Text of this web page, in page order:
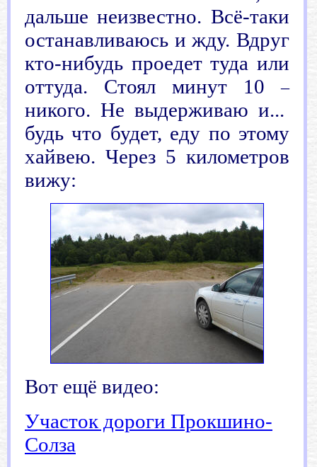
дальше неизвестно. Всё-таки
останавливаюсь и жду. Вдруг
кто-нибудь проедет туда или
оттуда. Стоял минут 10–
никого. Не выдерживаю и...
будьчто будет, еду по этому
хайвею. Через 5 километров
вижу:
Вот ещё видео:
Участок дороги Прокшино-
Солза